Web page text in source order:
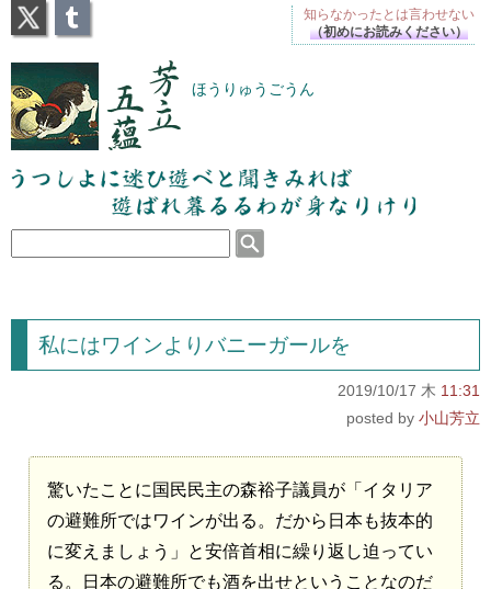
芳立五蘊 ほうりゅうごうん
うつしよに迷ひ遊べと聞きみれば遊ばれ暮るるわが
身なりけり
私にはワインよりバニーガールを
2019/10/17 木 11:31
小山芳立
驚いたことに国民民主の森裕子議員が「イタリア
の避難所ではワインが出る。だから日本も抜本的
に変えましょう」と安倍首相に繰り返し迫ってい
る。日本の避難所でも酒を出せということなのだ
知らなかったとは言わせない
（初めにお読みください）
X Tumblr